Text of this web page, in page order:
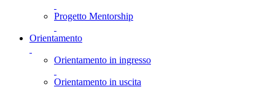
Progetto Mentorship
Orientamento
Orientamento in ingresso
Orientamento in uscita